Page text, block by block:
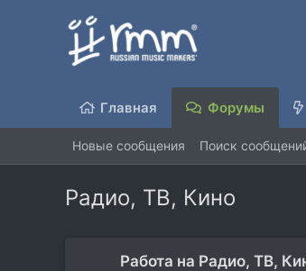
Главная Форумы
Новые сообщения Поиск
Радио, ТВ, Кино
Работа на Радио, ТВ,